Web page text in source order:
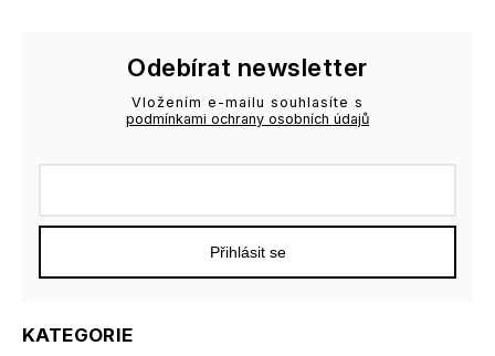
KATEGORIE
Odebírat newsletter
Vložením e-mailu souhlasíte s
podmínkami ochrany osobních údajů
Přihlásit se